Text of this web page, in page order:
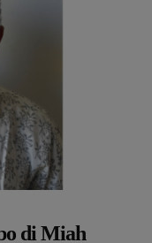
di Miah